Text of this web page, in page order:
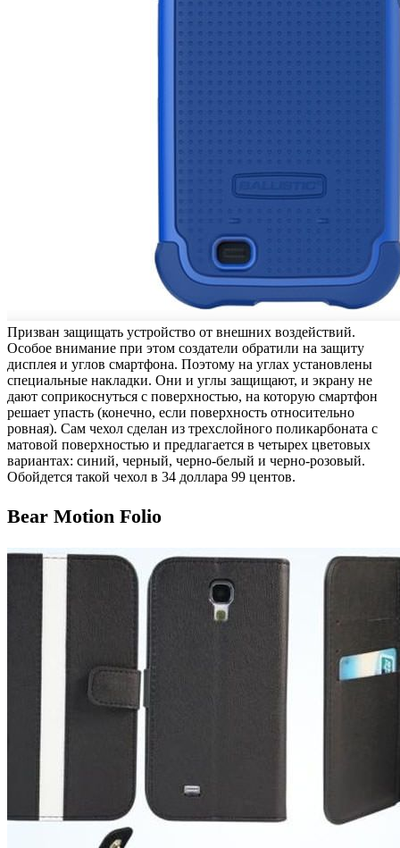
Призван защищать устройство от внешних воздействий.
Особое внимание при этом создатели обратили на защиту
дисплея и углов смартфона. Поэтому на углах установлены
специальные накладки. Они и углы защищают, и экрану не
дают соприкоснуться с поверхностью, на которую смартфон
решает упасть (конечно, если поверхность относительно
ровная). Сам чехол сделан из трехслойного поликарбоната с
матовой поверхностью и предлагается в четырех цветовых
вариантах: синий, черный, черно-белый и черно-розовый.
Обойдется такой чехол в 34 доллара 99 центов.
Bear Motion Folio